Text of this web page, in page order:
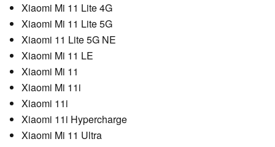
Xiaomi Mi 11 Lite 4G
Xiaomi Mi 11 Lite 5G
Xiaomi 11 Lite 5G NE
Xiaomi Mi 11 LE
Xiaomi Mi 11
Xiaomi Mi 11i
Xiaomi 11i
Xiaomi 11i Hypercharge
Xiaomi Mi 11 Ultra